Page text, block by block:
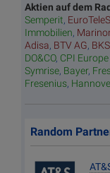
Aktien auf dem
Semperit,
Immobilien,
Adisa, BTV AG,
DO&CO, CPI Europe
Symrise, Bayer,
Fresenius,
Random